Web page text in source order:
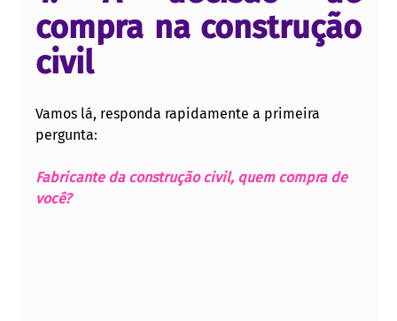
compra na construção
civil
Vamos lá, responda rapidamente a primeira
pergunta:
Fabricante da construção civil, quem compra de
você?